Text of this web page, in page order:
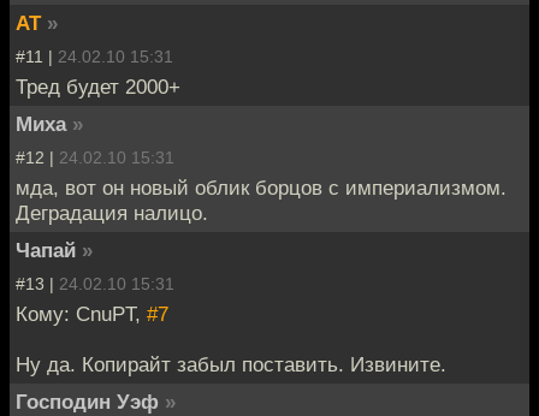
AT »
#11 | 24.02.10 15:31
Тред будет 2000+
Миха »
#12 | 24.02.10 15:31
мда, вот он новый облик борцов с империализмом.
Деградация налицо.
Чапай »
#13 | 24.02.10 15:31
Кому: CnuPT, #7
Ну да. Копирайт забыл поставить. Извините.
Господин Уэф »